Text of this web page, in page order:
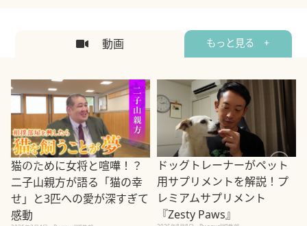
動画 もっと見る +
猫のために女将と喧嘩！？
二子山親方が語る「猫の幸
せ」と3匹への愛が深すぎて
感動
ドッグトレーナーがペット
用サプリメントを解説！プ
レミアムサプリメント
『Zesty Paws』